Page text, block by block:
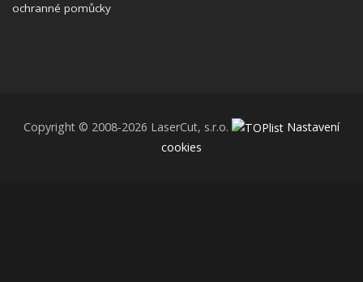
ochranné pomůcky
Copyright © 2008-2026 LaserCut, s.r.o.
Nastavení
cookies